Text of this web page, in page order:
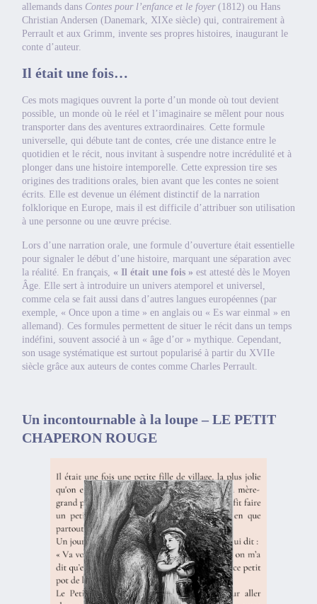
allemands dans Contes pour l’enfance et le foyer(1812) ou Hans
Christian Andersen (Danemark, XIXe siècle) qui, contrairement à
Perrault et aux Grimm, invente ses propres histoires, inaugurant le
conte d’auteur.
Il était une fois…
Ces mots magiques ouvrent la porte d’un monde où tout devient
possible, un monde où le réel et l’imaginaire se mêlent pour nous
transporter dans des aventures extraordinaires. Cette formule
universelle, qui débute tant de contes, crée une distance entre le
quotidien et le récit, nous invitant à suspendre notre incrédulité et à
plonger dans une histoire intemporelle. Cette expression tire ses
origines des traditions orales, bien avant que les contes ne soient
écrits. Elle est devenue un élément distinctif de la narration
folklorique en Europe, mais il est difficile d’attribuer son utilisation
à une personne ou une œuvre précise.
Lors d’une narration orale, une formule d’ouverture était essentielle
pour signaler le début d’une histoire, marquant une séparation avec
la réalité. En français, « Il était une fois » est attesté dès le Moyen
Âge. Elle sert à introduire un univers atemporel et universel,
comme cela se fait aussi dans d’autres langues européennes (par
exemple, « Once upon a time » en anglais ou « Es war einmal » en
allemand). Ces formules permettent de situer le récit dans un temps
indéfini, souvent associé à un « âge d’or » mythique. Cependant,
son usage systématique est surtout popularisé à partir du XVIIe
siècle grâce aux auteurs de contes comme Charles Perrault.
Un incontournable à la loupe – LE PETIT
CHAPERON ROUGE